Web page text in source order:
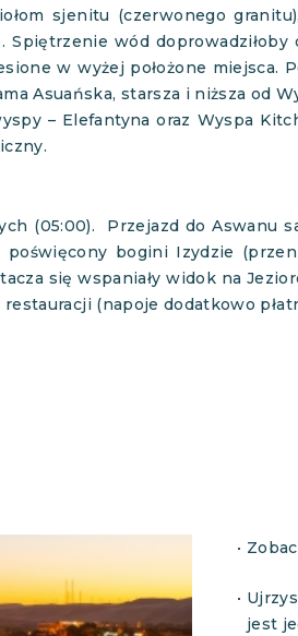
sjenitu (czerwonego
Spiętrzenie wód
w wyżej położone
Asuańska, starsza i niższa od
– Elefantyna oraz Wyspa
(05:00). Przejazd do Aswanu
bogini Izydzie
się wspaniały widok na
(napoje dodatkowo
jest